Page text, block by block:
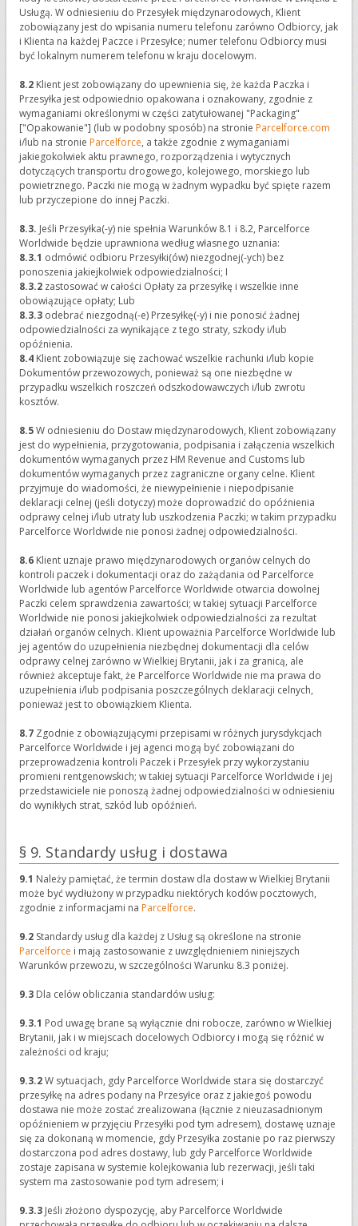
Usługą. W odniesieniu do Przesyłek międzynarodowych, Klient
zobowiązany jest do wpisania numeru telefonu zarówno Odbiorcy, jak
i Klienta na każdej Paczce i Przesyłce; numer telefonu Odbiorcy musi
być lokalnym numerem telefonu w kraju docelowym.
8.2 Klient jest zobowiązany do upewnienia się, że każda Paczka i
Przesyłka jest odpowiednio opakowana i oznakowany, zgodnie z
wymaganiami określonymi w części zatytułowanej "Packaging"
["Opakowanie"] (lub w podobny sposób) na stronie Parcelforce.com
i/lub na stronie Parcelforce, a także zgodnie z wymaganiami
jakiegokolwiek aktu prawnego, rozporządzenia i wytycznych
dotyczących transportu drogowego, kolejowego, morskiego lub
powietrznego. Paczki nie mogą w żadnym wypadku być spięte razem
lub przyczepione do innej Paczki.
8.3. Jeśli Przesyłka(-y) nie spełnia Warunków 8.1 i 8.2, Parcelforce
Worldwide będzie uprawniona według własnego uznania:
8.3.1 odmówić odbioru Przesyłki(ów) niezgodnej(-ych) bez
ponoszenia jakiejkolwiek odpowiedzialności; I
8.3.2 zastosować w całości Opłaty za przesyłkę i wszelkie inne
obowiązujące opłaty; Lub
8.3.3 odebrać niezgodną(-e) Przesyłkę(-y) i nie ponosić żadnej
odpowiedzialności za wynikające z tego straty, szkody i/lub
opóźnienia.
8.4 Klient zobowiązuje się zachować wszelkie rachunki i/lub kopie
Dokumentów przewozowych, ponieważ są one niezbędne w
przypadku wszelkich roszczeń odszkodowawczych i/lub zwrotu
kosztów.
8.5W odniesieniu do Dostaw międzynarodowych, Klient zobowiązany
jest do wypełnienia, przygotowania, podpisania i załączenia wszelkich
dokumentów wymaganych przez HM Revenue and Customs lub
dokumentów wymaganych przez zagraniczne organy celne. Klient
przyjmuje do wiadomości, że niewypełnienie i niepodpisanie
deklaracji celnej (jeśli dotyczy) może doprowadzić do opóźnienia
odprawy celnej i/lub utraty lub uszkodzenia Paczki; w takim przypadku
Parcelforce Worldwide nie ponosi żadnej odpowiedzialności.
8.6 Klient uznaje prawo międzynarodowych organów celnych do
kontroli paczek i dokumentacji oraz do zażądania od Parcelforce
Worldwide lub agentów Parcelforce Worldwide otwarcia dowolnej
Paczki celem sprawdzenia zawartości; w takiej sytuacji Parcelforce
Worldwide nie ponosi jakiejkolwiek odpowiedzialności za rezultat
działań organów celnych. Klient upoważnia Parcelforce Worldwide lub
jej agentów do uzupełnienia niezbędnej dokumentacji dla celów
odprawy celnej zarówno w Wielkiej Brytanii, jak i za granicą, ale
również akceptuje fakt, że Parcelforce Worldwide nie ma prawa do
uzupełnienia i/lub podpisania poszczególnych deklaracji celnych,
ponieważ jest to obowiązkiem Klienta.
8.7 Zgodnie z obowiązującymi przepisami w różnych jurysdykcjach
Parcelforce Worldwide i jej agenci mogą być zobowiązani do
przeprowadzenia kontroli Paczek i Przesyłek przy wykorzystaniu
promieni rentgenowskich; w takiej sytuacji Parcelforce Worldwide i jej
przedstawiciele nie ponoszą żadnej odpowiedzialności w odniesieniu
do wynikłych strat, szkód lub opóźnień.
§ 9. Standardy usług i dostawa
9.1 Należy pamiętać, że termin dostaw dla dostaw w Wielkiej Brytanii
może być wydłużony w przypadku niektórych kodów pocztowych,
zgodnie z informacjami na Parcelforce.
9.2 Standardy usług dla każdej z Usług są określone na stronie
Parcelforce i mają zastosowanie z uwzględnieniem niniejszych
Warunków przewozu, w szczególności Warunku 8.3 poniżej.
9.3 Dla celów obliczania standardów usług:
9.3.1 Pod uwagę brane są wyłącznie dni robocze, zarówno w Wielkiej
Brytanii, jak i w miejscach docelowych Odbiorcy i mogą się różnić w
zależności od kraju;
9.3.2W sytuacjach, gdy Parcelforce Worldwide stara się dostarczyć
przesyłkę na adres podany na Przesyłce oraz z jakiegoś powodu
dostawa nie może zostać zrealizowana (łącznie z nieuzasadnionym
opóźnieniem w przyjęciu Przesyłki pod tym adresem), dostawę uznaje
się za dokonaną w momencie, gdy Przesyłka zostanie po raz pierwszy
dostarczona pod adres dostawy, lub gdy Parcelforce Worldwide
zostaje zapisana w systemie kolejkowania lub rezerwacji, jeśli taki
system ma zastosowanie pod tym adresem; i
9.3.3 Jeśli złożono dyspozycję, aby Parcelforce Worldwide